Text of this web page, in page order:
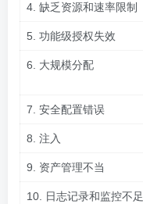
4. 缺乏资源和速率限制
5. 功能级授权失效
6. 大规模分配
7. 安全配置错误
8. 注入
9. 资产管理不当
10. 日志记录和监控不足